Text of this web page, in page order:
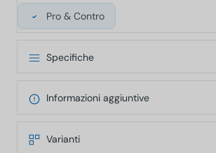
Pro & Contro
Specifiche
Informazioni aggiuntive
Varianti